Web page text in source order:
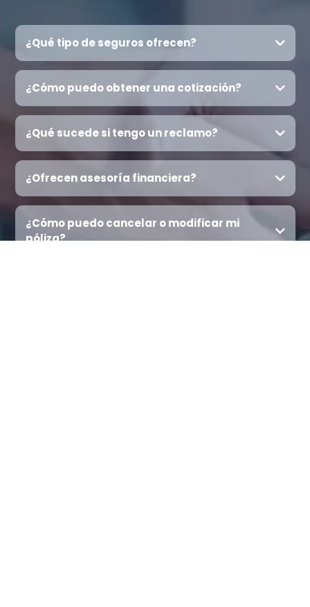
¿Qué tipo de seguros ofrecen?
¿Cómo puedo obtener una cotización?
¿Qué sucede si tengo un reclamo?
Aquí
¿Ofrecen asesoría financiera?
¿Cómo puedo cancelar o modificar mi
póliza?